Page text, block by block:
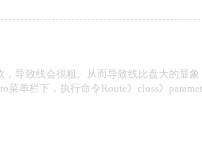
导致线会很粗。从而导致线比盘大的显
单栏下，执行命令Route》closs》